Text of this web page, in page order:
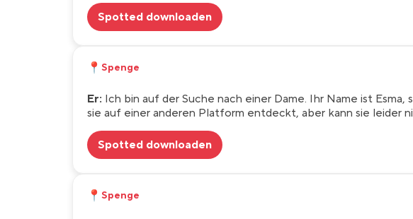
Spotted downloaden
📍 Spenge
Er: Ich bin auf der Suche nach einer Dame. Ihr Name ist
sie auf einer anderen Platform entdeckt, aber kann sie leider
Spotted downloaden
📍 Spenge